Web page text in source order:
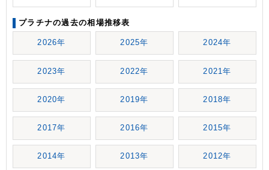
プラチナの過去の相場推移表
2026年 2025年 2024年
2023年 2022年 2021年
2020年 2019年 2018年
2017年 2016年 2015年
2014年 2013年 2012年